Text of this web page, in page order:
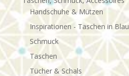
Handschuhe & Mützen
Inspirationen - Taschen in Blau
Schmuck
Taschen
Tücher & Schals